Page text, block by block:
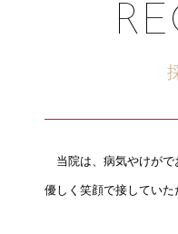
当院は、病気やけがで
優しく笑顔で接していた